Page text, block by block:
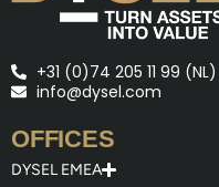
+31 (0)74 205 11 99 (NL)
info@dysel.com
OFFICES
DYSEL EMEA